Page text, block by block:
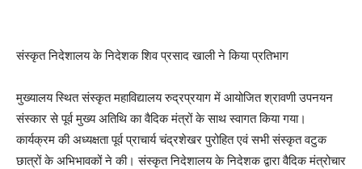
संस्कृत निदेशालय के निदेशक शिव प्रसाद खाली ने किया प्रतिभाग
मुख्यालय स्थित संस्कृत महाविद्यालय रुद्रप्रयाग में आयोजित श्रावणी उपनयन
संस्कार से पूर्व मुख्य अतिथि का वैदिक मंत्रों के साथ स्वागत किया गया।
कार्यक्रम की अध्यक्षता पूर्व प्राचार्य चंद्रशेखर पुरोहित एवं सभी संस्कृत वटुक
छात्रों के अभिभावकों ने की। संस्कृत निदेशालय के निदेशक द्वारा वैदिक मंत्रोचार